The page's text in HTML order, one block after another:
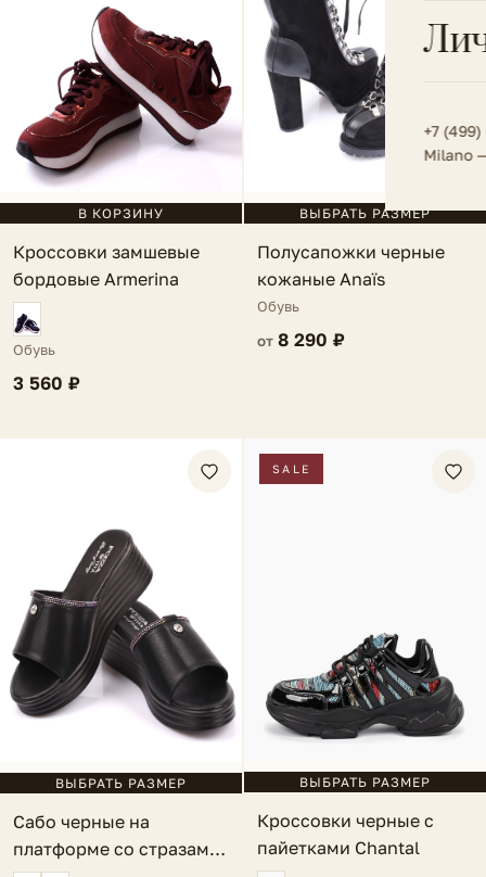
Весь
+7
Milano
В КОРЗИНУ
Кроссовки замшевые
бордовые Armerina
Обувь
3 560 ₽
ВЫБРАТЬ РАЗМЕР
Полусапожки черные
кожаные Anaïs
Обувь
от 8 290 ₽
ВЫБРАТЬ РАЗМЕР
Сабо черные на
платформе со стразами
SALE
ВЫБРАТЬ РАЗМЕР
Кроссовки черные с
пайетками Chantal